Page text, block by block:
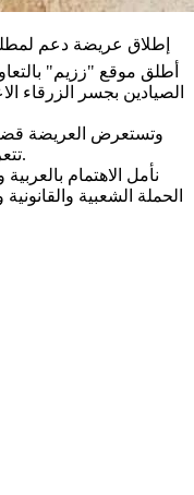
أطلق موقع "ززيم"
الصيادين بجسر الزرقاء
وتستعرض العريضة
تتعرض للملاحقة وأوامر الهدم وتطالب بحقها.
نأمل الاهتمام
الحملة الشعبية